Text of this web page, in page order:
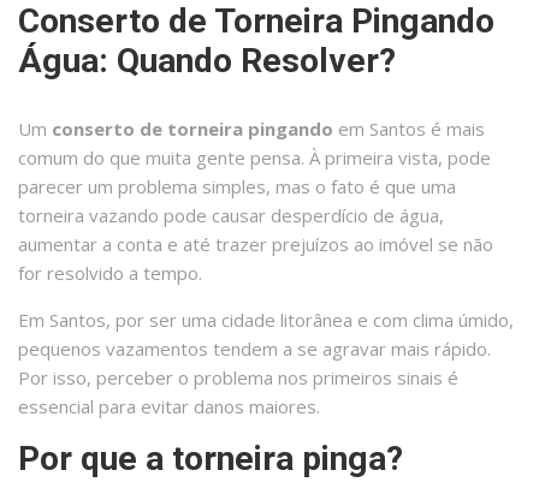
Conserto de Torneira Pingando
Água: Quando Resolver?
Um conserto de torneira pingando em Santos é mais
comum do que muita gente pensa. À primeira vista, pode
parecer um problema simples, mas o fato é que uma
torneira vazando pode causar desperdício de água,
aumentar a conta e até trazer prejuízos ao imóvel se não
for resolvido a tempo.
Em Santos, por ser uma cidade litorânea e com clima úmido,
pequenos vazamentos tendem a se agravar mais rápido.
Por isso, perceber o problema nos primeiros sinais é
essencial para evitar danos maiores.
Por que a torneira pinga?